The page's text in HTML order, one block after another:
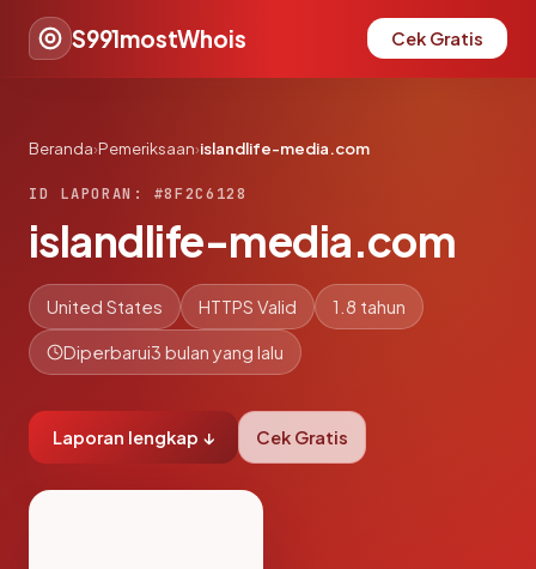
S991mostWhois Cek Gratis
Beranda›Pemeriksaan›islandlife-media.com
ID LAPORAN: #8F2C6128
islandlife-media.com
United States HTTPS Valid 1.8 tahun
Diperbarui3 bulan yang lalu
Laporan lengkap ↓ Cek Gratis